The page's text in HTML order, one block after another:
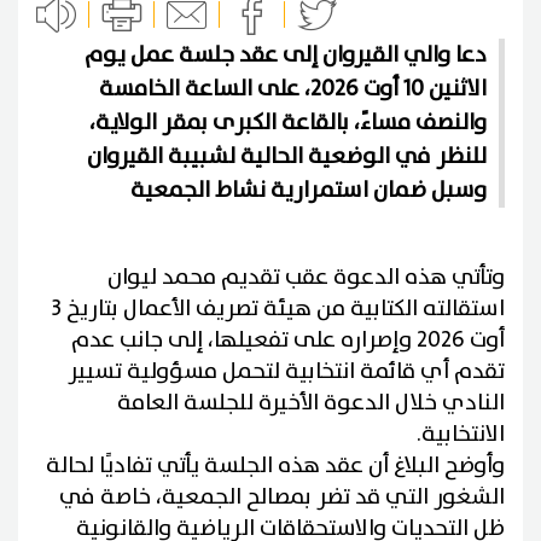
دعا والي القيروان إلى عقد جلسة عمل يوم
الاثنين 10 أوت 2026، على الساعة الخامسة
والنصف مساءً، بالقاعة الكبرى بمقر الولاية،
للنظر في الوضعية الحالية لشبيبة القيروان
وسبل ضمان استمرارية نشاط الجمعية
وتأتي هذه الدعوة عقب تقديم محمد ليوان
استقالته الكتابية من هيئة تصريف الأعمال بتاريخ 3
أوت 2026 وإصراره على تفعيلها، إلى جانب عدم
تقدم أي قائمة انتخابية لتحمل مسؤولية تسيير
النادي خلال الدعوة الأخيرة للجلسة العامة
الانتخابية.
وأوضح البلاغ أن عقد هذه الجلسة يأتي تفاديًا لحالة
الشغور التي قد تضر بمصالح الجمعية، خاصة في
ظل التحديات والاستحقاقات الرياضية والقانونية